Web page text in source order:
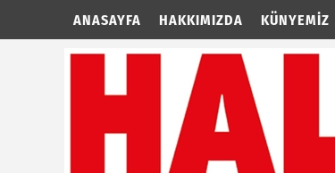
ANASAYFA HAKKIMIZDA KÜNYEMIZ